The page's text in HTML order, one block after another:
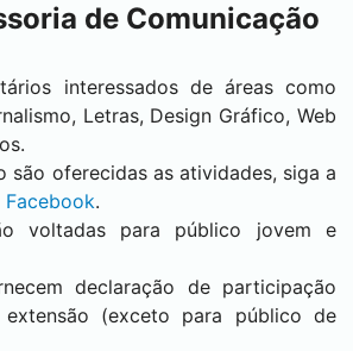
de Comunicação
interessados de áreas como
Letras, Design Gráfico, Web
são oferecidas as atividades, siga a
Facebook.
voltadas para público jovem e
declaração de participação
(exceto para público de